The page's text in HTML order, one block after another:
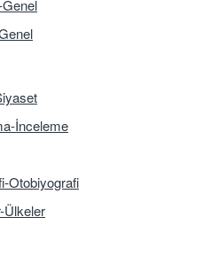
İnceleme
Otobiyografi
Ülkeler